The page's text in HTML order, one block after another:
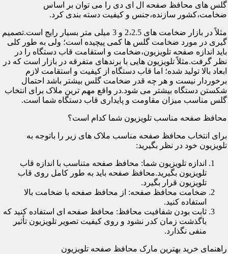
گلس های محافظ صفحه ال ای دی را می توان بر اساس
ضخامت،کشور سازنده،جنس و کیفیت دسته بندی کرد.
مثلاً در بازار ضخامت های 2،2.5 و 3 میلی متر بسیار رایج است.تصمیم
گیری در مورد ضخامت گلس ها کمی پیچیده است؛ ولی به طور کلی
باید اندازه صفحه تلویزیون،ضخامت و استقامت قاب دستگاه را در
نظر گرفت.مثلاً تلویزیون هایی با برندهای متفرقه در بازار است که در
ابعاد بالا تولید شده؛ اما قاب دستگاه از کیفیت و استقامت لازم
برخوردار نیست و هر چه قدر ضخامت گلس بیشتر باشد احتمال
شکستن دستگاه بیشتر می شود.در واقع مهم ترین ملاک برای انتخاب
گلس مناسب میزان مقاومت و پایداری قاب دستگاه شما است.
محافظ صفحه مناسب تلویزیون شما کدام است؟
برای انتخاب محافظ صفحه مناسب ملاک های زیر را باتوجه به
تلویزیون خود در نظر بگیرید:
اندازه تلویزیون شما: محافظ صفحه متناسب با اندازه قاب
تلویزیون بگیرید.محافظ صفحه باید به طور کامل روی قاب
تلویزیون قرار بگیرد.
ضخامت محافظ صفحه: از محافظ صفحه با ضخامت بالا
استفاده کنید.
ثابت بودن شفافیت محافظ: محافظ صفحه ای استفاده کنید که
باگذشت زمان کدر نشود و روی کیفیت تصویر تلویزیون تأثیر
منفی نگذارد.
راهنمای خرید بهترین مارک محافظ صفحه تلویزیون